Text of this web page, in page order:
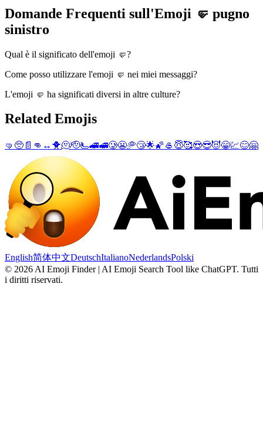
Domande Frequenti sull'Emoji 🤛 pugno
sinistro
Qual è il significato dell'emoji 🤛?
Come posso utilizzare l'emoji 🤛 nei miei messaggi?
L'emoji 🤛 ha significati diversi in altre culture?
Related Emojis
🤜 🥺 📄 👊 ↔️ 🐥🫠🫡🫷🚄🚅🥲😬🥏😴🌟🌠🥌 😇🥰😍😎😈😁💹😊🤗
English简体中文DeutschItalianoNederlandsPolski
© 2026 AI Emoji Finder | AI Emoji Search Tool like ChatGPT. Tutti
i diritti riservati.